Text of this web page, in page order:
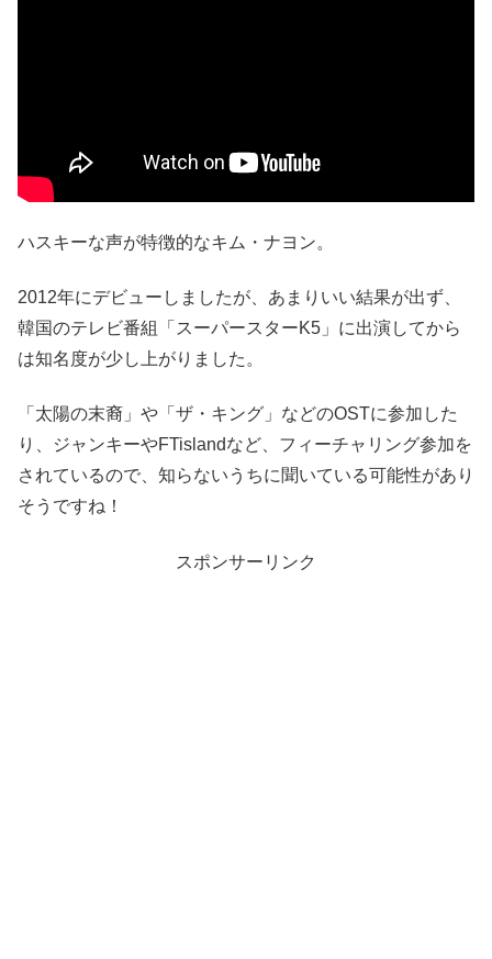
ハスキーな声が特徴的なキム・ナヨン。
2012年にデビューしましたが、あまりいい結果が出ず、
韓国のテレビ番組「スーパースターK5」に出演してから
は知名度が少し上がりました。
「太陽の末裔」や「ザ・キング」などのOSTに参加した
り、ジャンキーやFTislandなど、フィーチャリング参加を
されているので、知らないうちに聞いている可能性があり
そうですね！
スポンサーリンク